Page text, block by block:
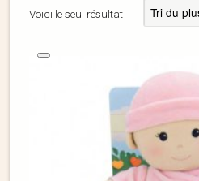
Voici le seul résultat